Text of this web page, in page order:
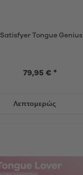
Satisfyer Tongue Genius
79,95 € *
Λεπτομερώς